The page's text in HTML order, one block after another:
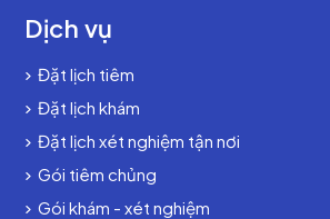
Dịch vụ
Đặt lịch tiêm
Đặt lịch khám
Đặt lịch xét nghiệm tận nơi
Gói tiêm chủng
Gói khám - xét nghiệm